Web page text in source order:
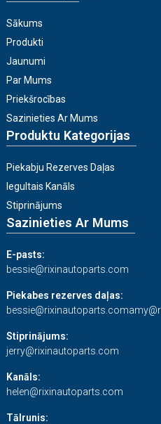
Sākums
Produkti
Jaunumi
Par Mums
Priekšrocības
Sazinieties Ar Mums
Produktu Kategorijas
Piekabju Rezerves Daļas
Iegultais Kanāls
Stiprinājums
Sazinieties Ar Mums
E-pasts:
bessie@rixinautoparts.com
Piekabes rezerves daļas:
bessie@rixinautoparts.com
Stiprinājums:
jerry@rixinautoparts.com
Kanāls:
helen@rixinautoparts.com
Tālrunis: